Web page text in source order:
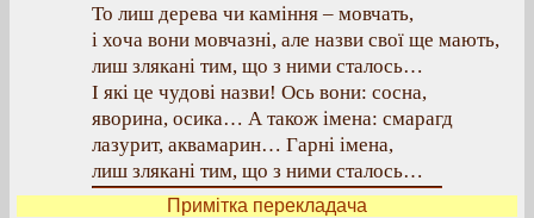
То лиш дерева чи каміння – мовчать,
і хоча вони мовчазні, але назви свої ще мають,
лиш злякані тим, що з ними сталось…
І які це чудові назви! Ось вони: сосна,
яворина, осика… А також імена: смарагд
лазурит, аквамарин… Гарні імена,
лиш злякані тим, що з ними сталось…
Примітка перекладача